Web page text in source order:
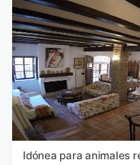
Idónea para animales